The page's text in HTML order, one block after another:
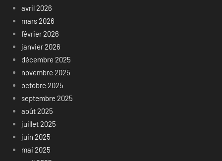
avril 2026
mars 2026
février 2026
janvier 2026
décembre 2025
novembre 2025
octobre 2025
septembre 2025
août 2025
juillet 2025
juin 2025
mai 2025